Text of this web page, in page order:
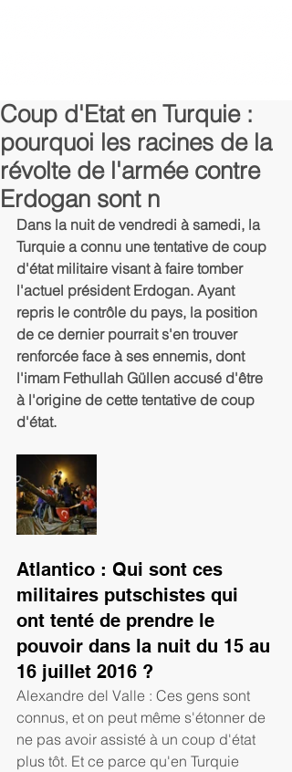
Coup d'Etat en Turquie :
pourquoi les racines de la
révolte de l'armée contre
Erdogan sont n
Dans la nuit de vendredi à samedi, la
Turquie a connu une tentative de coup
d'état militaire visant à faire tomber
l'actuel président Erdogan. Ayant
repris le contrôle du pays, la position
de ce dernier pourrait s'en trouver
renforcée face à ses ennemis, dont
l'imam Fethullah Güllen accusé d'être
à l'origine de cette tentative de coup
d'état.
Atlantico : Qui sont ces
militaires putschistes qui
ont tenté de prendre le
pouvoir dans la nuit du 15 au
16 juillet 2016 ?
Alexandre del Valle : Ces gens sont
connus, et on peut même s'étonner de
ne pas avoir assisté à un coup d'état
plus tôt. Et ce parce qu'en Turquie